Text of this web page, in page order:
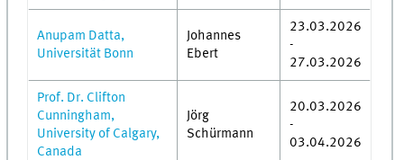
Anupam Datta,
Universität Bonn
Johannes
Ebert
23.03.2026
-
27.03.2026
Prof. Dr. Clifton
Cunningham,
University of Calgary,
Canada
Jörg
Schürmann
20.03.2026
-
03.04.2026